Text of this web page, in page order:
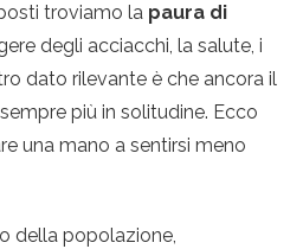
troviamo la paura di
degli acciacchi, la salute, i
dato rilevante è che ancora il
più in solitudine. Ecco
una mano a sentirsi meno
della popolazione,